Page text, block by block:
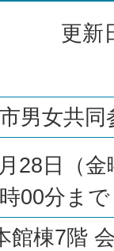
更新
男女共
28日（
00分まで
館棟7階